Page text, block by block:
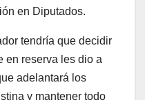
en Diputados.
tendría que decidir
en reserva les dio a
adelantará los
y mantener todo